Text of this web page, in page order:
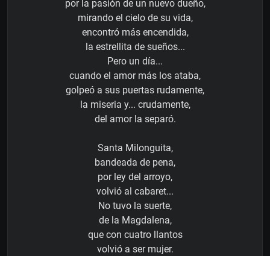
por la pasión de un nuevo dueño,
mirando el cielo de su vida,
encontró más encendida,
la estrellita de sueños...
Pero un día...
cuando el amor más los ataba,
golpeó a sus puertas rudamente,
la miseria y... crudamente,
del amor la separó.
Santa Milonguita,
bandeada de pena,
por ley del arroyo,
volvió al cabaret...
No tuvo la suerte,
de la Magdalena,
que con cuatro llantos
volvió a ser mujer.